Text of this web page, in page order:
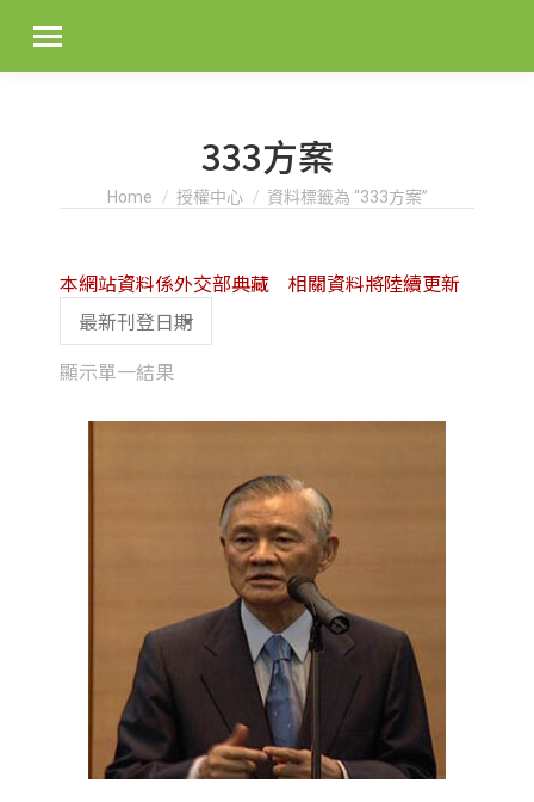
333方案
You are here:
Home 授權中心 資料標籤為 “333方案”
顯示單一結果
本網站資料係外交部典藏 相關資料將陸續更新